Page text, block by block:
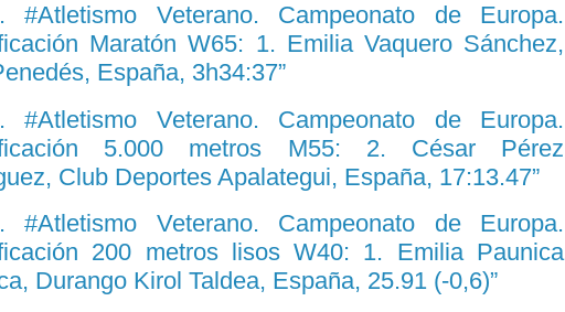
#Atletismo Veterano. Campeonato de Europa.
Maratón W65: 1. Emilia Vaquero Sánchez,
España, 3h34:37”
#Atletismo Veterano. Campeonato de Europa.
5.000 metros M55: 2. César Pérez
Club Deportes Apalategui, España, 17:13.47”
#Atletismo Veterano. Campeonato de Europa.
200 metros lisos W40: 1. Emilia Paunica
Durango Kirol Taldea, España, 25.91 (-0,6)”